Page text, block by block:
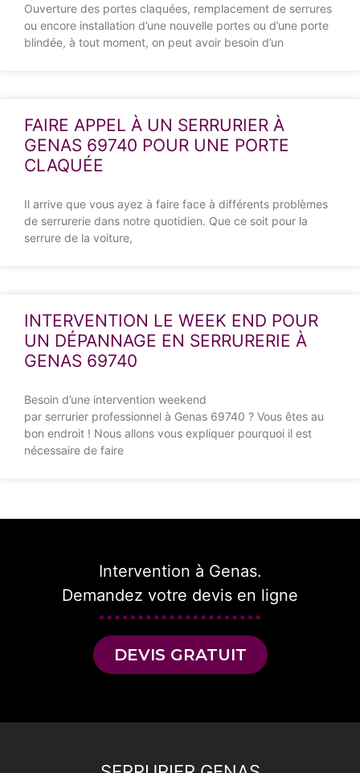
Ouverture des portes claquées, remplacement de serrures
ou encore installation d’une nouvelle portes ou d’une porte
blindée, à tout moment, on peut avoir besoin d’un
FAIRE APPEL À UN SERRURIER À
GENAS 69740 POUR UNE PORTE
CLAQUÉE
Il arrive que vous ayez à faire face à différents problèmes
de serrurerie dans notre quotidien. Que ce soit pour la
serrure de la voiture,
INTERVENTION LE WEEK END POUR
UN DÉPANNAGE EN SERRURERIE À
GENAS 69740
Besoin d’une intervention weekend
par serrurier professionnel à Genas 69740 ? Vous êtes au
bon endroit ! Nous allons vous expliquer pourquoi il est
nécessaire de faire
Intervention à Genas.
Demandez votre devis en ligne
DEVIS GRATUIT